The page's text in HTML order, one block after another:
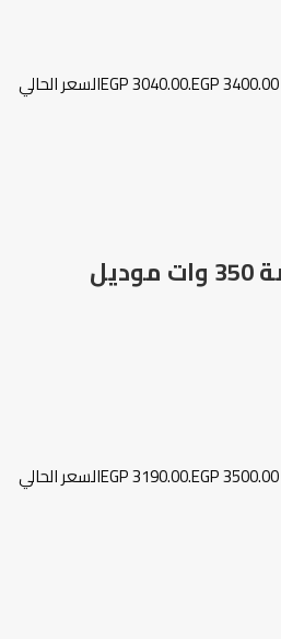
EGP3040.00
السعر الحالي
ماكينة تجليخ 8 بوصة 350 وات موديل
EGP3190.00
السعر الحالي